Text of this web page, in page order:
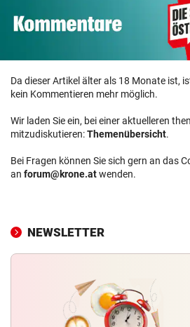
Da dieser Artikel älter als 18 Monate ist,
kein Kommentieren mehr möglich.
Wir laden Sie ein, bei einer aktuelleren
mitzudiskutieren:Themenübersicht.
Bei Fragen können Sie sich gern an das
an forum@krone.atwenden.
NEWSLETTER